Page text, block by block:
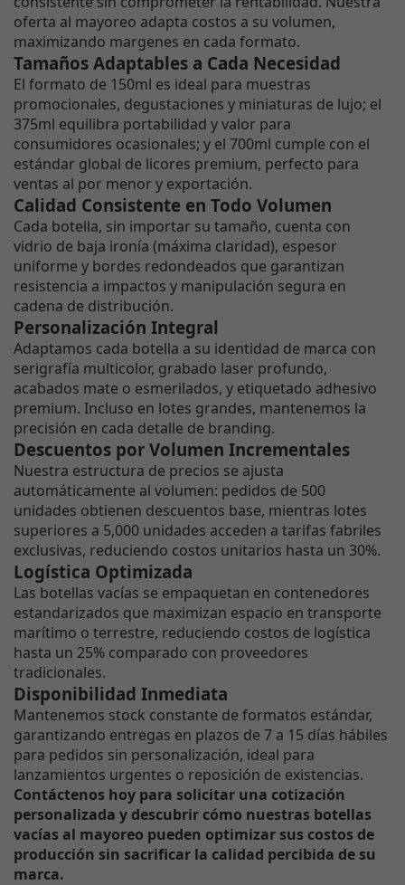
oferta al mayoreo adapta costos a su volumen,
maximizando margenes en cada formato.
Tamaños Adaptables a Cada Necesidad
El formato de 150ml es ideal para muestras
promocionales, degustaciones y miniaturas de lujo; el
375ml equilibra portabilidad y valor para
consumidores ocasionales; y el 700ml cumple con el
estándar global de licores premium, perfecto para
ventas al por menor y exportación.
Calidad Consistente en Todo Volumen
Cada botella, sin importar su tamaño, cuenta con
vidrio de baja ironía (máxima claridad), espesor
uniforme y bordes redondeados que garantizan
resistencia a impactos y manipulación segura en
cadena de distribución.
Personalización Integral
Adaptamos cada botella a su identidad de marca con
serigrafía multicolor, grabado laser profundo,
acabados mate o esmerilados, y etiquetado adhesivo
premium. Incluso en lotes grandes, mantenemos la
precisión en cada detalle de branding.
Descuentos por Volumen Incrementales
Nuestra estructura de precios se ajusta
automáticamente al volumen: pedidos de 500
unidades obtienen descuentos base, mientras lotes
superiores a 5,000 unidades acceden a tarifas fabriles
exclusivas, reduciendo costos unitarios hasta un 30%.
Logística Optimizada
Las botellas vacías se empaquetan en contenedores
estandarizados que maximizan espacio en transporte
marítimo o terrestre, reduciendo costos de logística
hasta un 25% comparado con proveedores
tradicionales.
Disponibilidad Inmediata
Mantenemos stock constante de formatos estándar,
garantizando entregas en plazos de 7 a 15 días hábiles
para pedidos sin personalización, ideal para
lanzamientos urgentes o reposición de existencias.
Contáctenos hoy para solicitar una cotización
personalizada y descubrir cómo nuestras botellas
vacías al mayoreo pueden optimizar sus costos de
producción sin sacrificar la calidad percibida de su
marca.